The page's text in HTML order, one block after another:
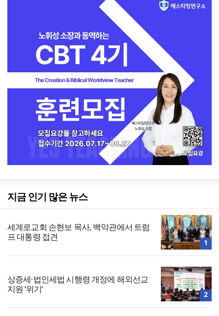
지금 인기 많은 뉴스
세계로교회 손현보 목사, 백악관에서 트럼
프 대통령 접견
1
상증세·법인세법 시행령 개정에 해외선교
지원 ‘위기’
2